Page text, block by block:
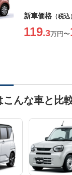
新車価格 （税込
119.3万円〜
こんな車と比